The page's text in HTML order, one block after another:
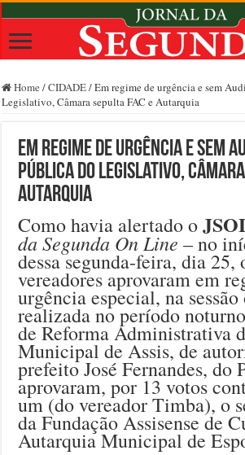
Home /CIDADE/Em regime de urgência e sem
Legislativo, Câmara sepulta FAC e Autarquia
Em regime de urgência e sem
Pública do Legislativo,
Autarquia
Como havia alertado o
da Segunda On Line – no
dessa segunda-feira, dia 25,
vereadores aprovaram em
urgência especial, na
realizada no período
de Reforma Administrativa
Municipal de Assis, de
prefeito José Fernandes, do
aprovaram, por 13 votos
um (do vereador Timba), o
da Fundação Assisense de
Autarquia Municipal de